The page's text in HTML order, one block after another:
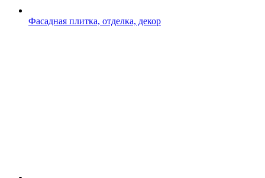
Фасадная плитка, отделка, декор